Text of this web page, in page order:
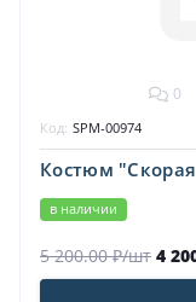
0
Костюм
в наличии
Код: SPM-00974
5 200.00 ₽/шт 4